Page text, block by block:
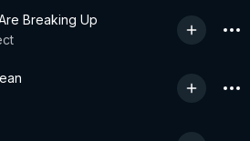
Breaking Up